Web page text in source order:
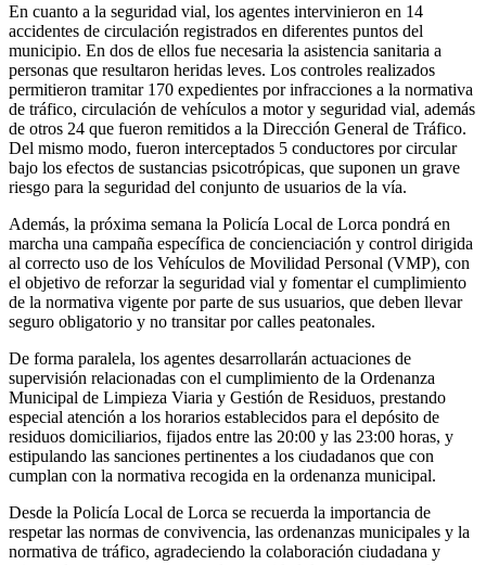
En cuanto a la seguridad vial, los agentes intervinieron en 14
accidentes de circulación registrados en diferentes puntos del
municipio. En dos de ellos fue necesaria la asistencia sanitaria a
personas que resultaron heridas leves. Los controles realizados
permitieron tramitar 170 expedientes por infracciones a la normativa
de tráfico, circulación de vehículos a motor y seguridad vial, además
de otros 24 que fueron remitidos a la Dirección General de Tráfico.
Del mismo modo, fueron interceptados 5 conductores por circular
bajo los efectos de sustancias psicotrópicas, que suponen un grave
riesgo para la seguridad del conjunto de usuarios de la vía.
Además, la próxima semana la Policía Local de Lorca pondrá en
marcha una campaña específica de concienciación y control dirigida
al correcto uso de los Vehículos de Movilidad Personal (VMP), con
el objetivo de reforzar la seguridad vial y fomentar el cumplimiento
de la normativa vigente por parte de sus usuarios, que deben llevar
seguro obligatorio y no transitar por calles peatonales.
De forma paralela, los agentes desarrollarán actuaciones de
supervisión relacionadas con el cumplimiento de la Ordenanza
Municipal de Limpieza Viaria y Gestión de Residuos, prestando
especial atención a los horarios establecidos para el depósito de
residuos domiciliarios, fijados entre las 20:00 y las 23:00 horas, y
estipulando las sanciones pertinentes a los ciudadanos que con
cumplan con la normativa recogida en la ordenanza municipal.
Desde la Policía Local de Lorca se recuerda la importancia de
respetar las normas de convivencia, las ordenanzas municipales y la
normativa de tráfico, agradeciendo la colaboración ciudadana y